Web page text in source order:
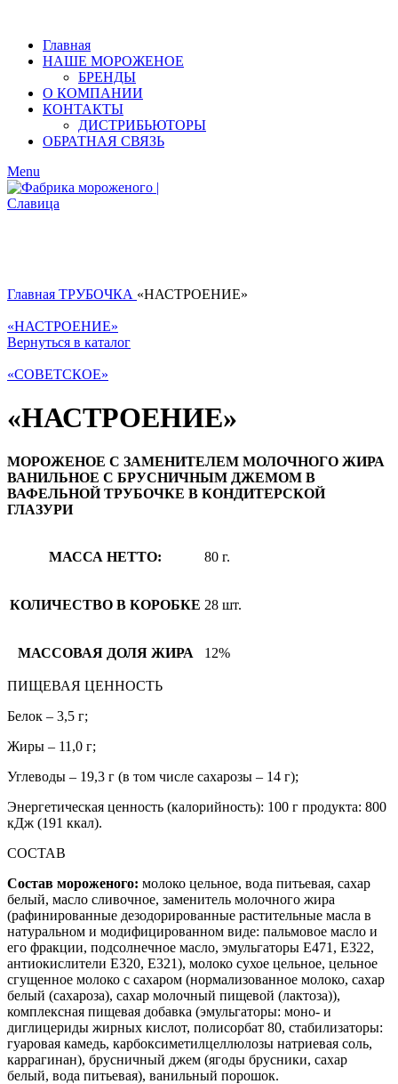
Главная
НАШЕ МОРОЖЕНОЕ
БРЕНДЫ
О КОМПАНИИ
КОНТАКТЫ
ДИСТРИБЬЮТОРЫ
ОБРАТНАЯ СВЯЗЬ
Menu
Главная ТРУБОЧКА «НАСТРОЕНИЕ»
«НАСТРОЕНИЕ»
Вернуться в каталог
«СОВЕТСКОЕ»
«НАСТРОЕНИЕ»
МОРОЖЕНОЕ С ЗАМЕНИТЕЛЕМ МОЛОЧНОГО ЖИРА
ВАНИЛЬНОЕ С БРУСНИЧНЫМ ДЖЕМОМ В
ВАФЕЛЬНОЙ ТРУБОЧКЕ В КОНДИТЕРСКОЙ
ГЛАЗУРИ
МАССА НЕТТО: 80 г.
КОЛИЧЕСТВО В КОРОБКЕ 28 шт.
МАССОВАЯ ДОЛЯ ЖИРА 12%
ПИЩЕВАЯ ЦЕННОСТЬ
Белок – 3,5 г;
Жиры – 11,0 г;
Углеводы – 19,3 г (в том числе сахарозы – 14 г);
Энергетическая ценность (калорийность): 100 г продукта: 800
кДж (191 ккал).
СОСТАВ
Состав мороженого: молоко цельное, вода питьевая, сахар
белый, масло сливочное, заменитель молочного жира
(рафинированные дезодорированные растительные масла в
натуральном и модифицированном виде: пальмовое масло и
его фракции, подсолнечное масло, эмульгаторы Е471, Е322,
антиокислители Е320, Е321), молоко сухое цельное, цельное
сгущенное молоко с сахаром (нормализованное молоко, сахар
белый (сахароза), сахар молочный пищевой (лактоза)),
комплексная пищевая добавка (эмульгаторы: моно- и
диглицериды жирных кислот, полисорбат 80, стабилизаторы:
гуаровая камедь, карбоксиметилцеллюлозы натриевая соль,
каррагинан), брусничный джем (ягоды брусники, сахар
белый, вода питьевая), ванильный порошок.